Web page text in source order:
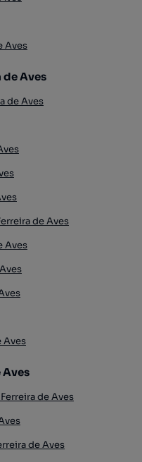
Aves
de Aves
de Aves
de Aves
Aves
Aves
Aves
de Aves
de Aves